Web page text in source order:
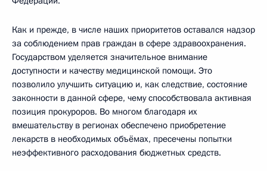
Как и прежде, в числе наших приоритетов оставался надзор
за соблюдением прав граждан в сфере здравоохранения.
Государством уделяется значительное внимание
доступности и качеству медицинской помощи. Это
позволило улучшить ситуацию и, как следствие, состояние
законности в данной сфере, чему способствовала активная
позиция прокуроров. Во многом благодаря их
вмешательству в регионах обеспечено приобретение
лекарств в необходимых объёмах, пресечены попытки
неэффективного расходования бюджетных средств.